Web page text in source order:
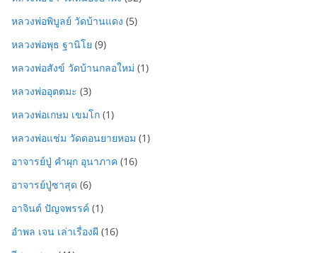
หลวงพ่อพิบูลย์ วัดบ้านแดง (5)
หลวงพ่อพุธ ฐานิโย (9)
หลวงพ่อสังข์ วัดบ้านกลอใหม่ (1)
หลวงพ่ออุตตมะ (3)
หลวงพ่อเกษม เขมโก (1)
หลวงพ่อแช่ม วัดดอนยายหอม (1)
อาจารย์ปู่ คำผุก อุนาภาค (16)
อาจารย์ปู่ซาสุด (6)
อาจินต์ ปัญจพรรค์ (1)
อำพล เจน เล่าเรื่องผี (16)